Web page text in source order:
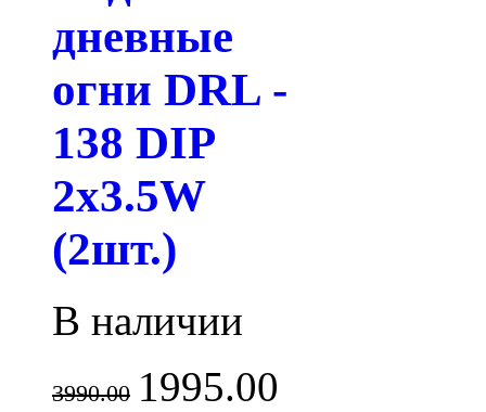
дневные
огни DRL -
138 DIP
2x3.5W
(2шт.)
В наличии
3990.00 1995.00